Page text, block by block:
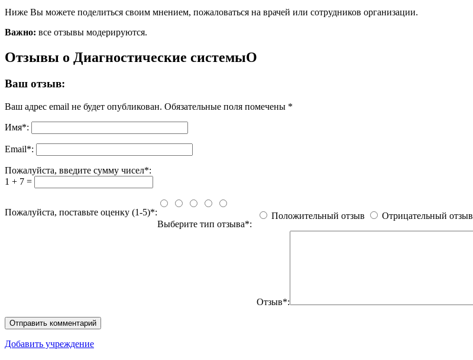
Ниже Вы можете поделиться своим мнением, пожаловаться на врачей или сотрудников организации.
Важно: все отзывы модерируются.
Отзывы о Диагностические системыО
Ваш отзыв:
Ваш адрес email не будет опубликован. Обязательные поля помечены *
Имя*:
Email*:
Пожалуйста, введите сумму чисел*:
1 + 7 =
Пожалуйста, поставьте оценку (1-5)*:
Выберите тип отзыва*:
Положительный отзыв Отрицательный отзыв
Отзыв*:
Добавить учреждение